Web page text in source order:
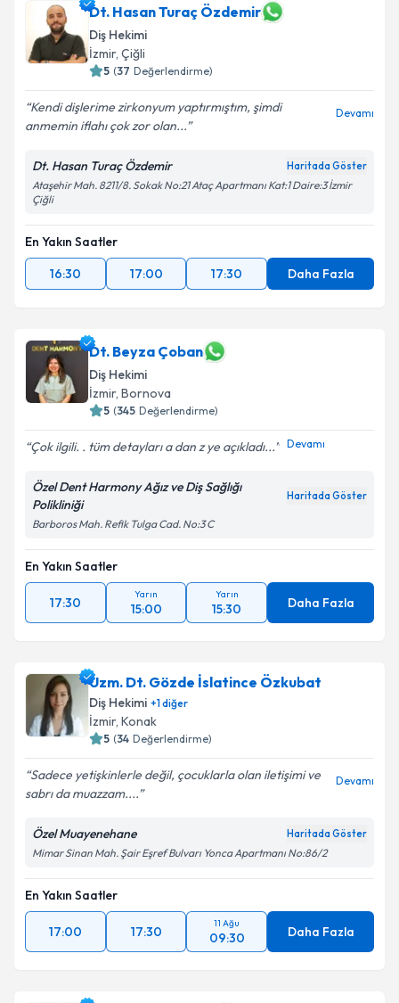
Dt. Hasan Turaç Özdemir
Diş Hekimi
İzmir, Çiğli
5 (37 Değerlendirme)
Kendi dişlerime zirkonyum yaptırmıştım, şimdi
anmemin iflahı çok zor olan...
Devamı
Dt. Hasan Turaç Özdemir Haritada Göster
Ataşehir Mah. 8211/8. Sokak No:21 Ataç Apartmanı Kat:1 Daire:3 İzmir
Çiğli
En Yakın Saatler
16:30
17:00 17:30 Daha Fazla
Dt. Beyza Çoban
Diş Hekimi
İzmir, Bornova
5 (345 Değerlendirme)
Çok ilgili. . tüm detayları a dan z ye açıkladı... Devamı
Özel Dent Harmony Ağız ve Diş Sağlığı
Polikliniği
Haritada Göster
Barboros Mah. Refik Tulga Cad. No:3 C
En Yakın Saatler
17:30
Yarın
15:00
Yarın
15:30 Daha Fazla
Uzm. Dt. Gözde İslatince Özkubat
Diş Hekimi +1diğer
İzmir, Konak
5 (34 Değerlendirme)
Sadece yetişkinlerle değil, çocuklarla olan iletişimi ve
sabrı da muazzam....
Devamı
Özel Muayenehane Haritada Göster
Mimar Sinan Mah. Şair Eşref Bulvarı Yonca Apartmanı No:86/2
En Yakın Saatler
17:00 17:30
11 Ağu
09:30 Daha Fazla